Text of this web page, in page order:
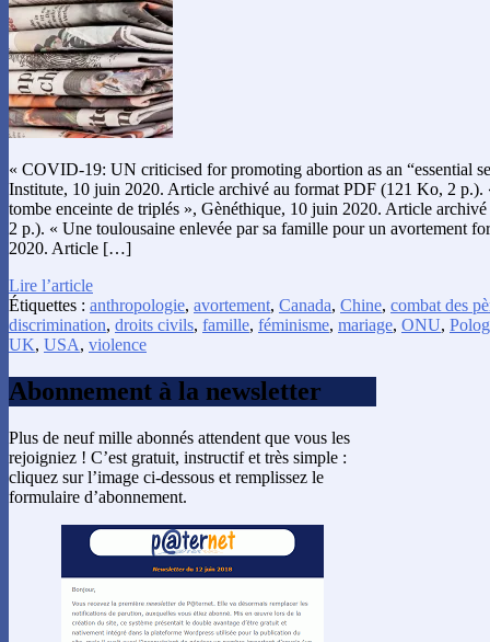
« COVID-19: UN criticised for promoting abortion as an “essential
Institute, 10 juin 2020. Article archivé au format PDF (121 Ko, 2 p.).
tombe enceinte de triplés », Gènéthique, 10 juin 2020. Article
2 p.). « Une toulousaine enlevée par sa famille pour un avortement
2020. Article […]
Lire l’article
Étiquettes : anthropologie, avortement, Canada, Chine, combat des
discrimination, droits civils, famille, féminisme, mariage, ONU,
UK, USA, violence
Abonnement à la newsletter
Plus de neuf mille abonnés attendent que vous les
rejoigniez ! C’est gratuit, instructif et très simple :
cliquez sur l’image ci-dessous et remplissez le
formulaire d’abonnement.